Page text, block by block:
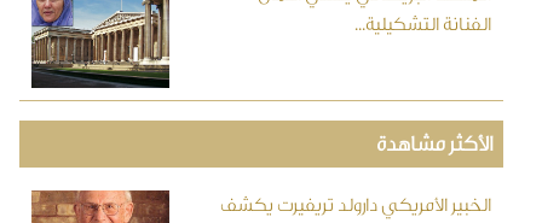
الفنانة التشكيلية...
الأكثر مشاهدة
الخبير الأمريكي دارولد تريفيرت يكشف